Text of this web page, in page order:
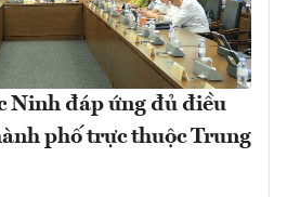
Ninh đáp ứng đủ điều
phố trực thuộc Trung